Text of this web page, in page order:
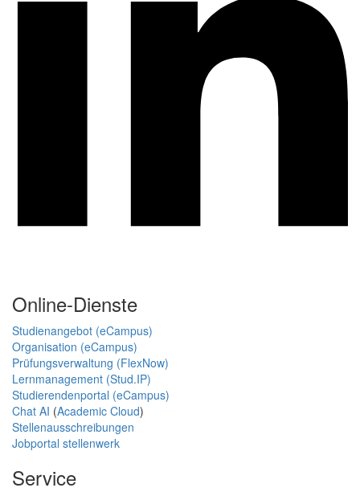
Online-Dienste
Studienangebot (eCampus)
Organisation (eCampus)
Prüfungsverwaltung (FlexNow)
Lernmanagement (Stud.IP)
Studierendenportal (eCampus)
Chat AI (Academic Cloud)
Stellenausschreibungen
Jobportal stellenwerk
Service